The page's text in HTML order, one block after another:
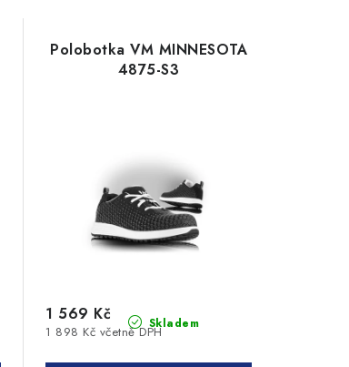
Polobotka VM MINNESOTA
4875-S3
Skladem
1 898 Kč včetně DPH
1 569 Kč